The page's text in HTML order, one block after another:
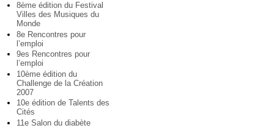
8ème édition du Festival
Villes des Musiques du
Monde
8e Rencontres pour
l’emploi
9es Rencontres pour
l’emploi
10ème édition du
Challenge de la Création
2007
10e édition de Talents des
Cités
11e Salon du diabète